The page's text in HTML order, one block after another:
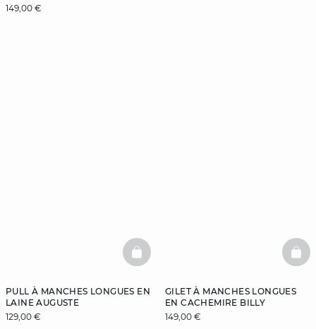
149,00 €
PULL À MANCHES LONGUES EN
LAINE AUGUSTE
129,00 €
BASKETFULL
GILET À MANCHES LONGUES
EN CACHEMIRE BILLY
149,00 €